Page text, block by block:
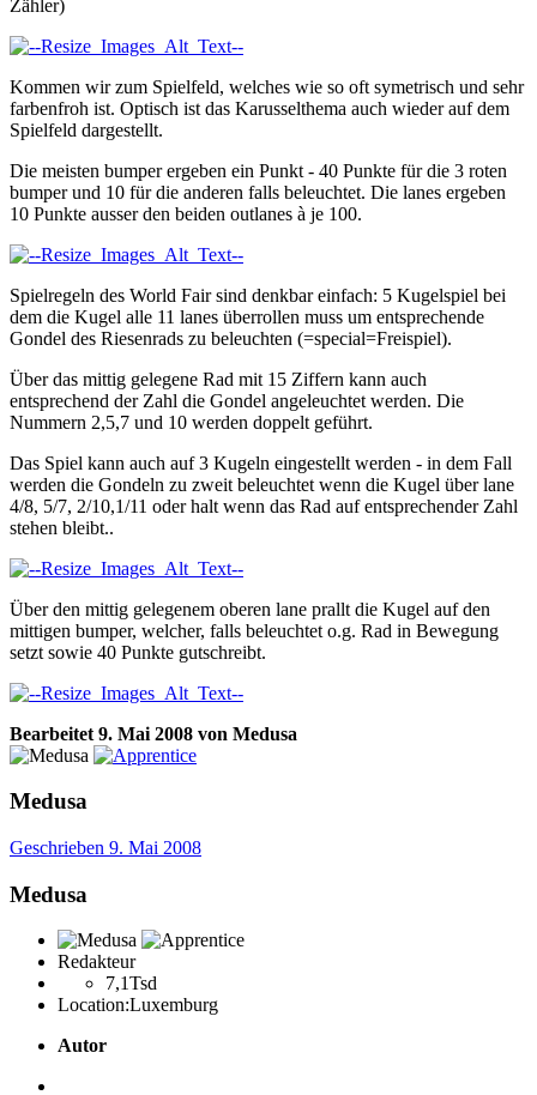
Zähler)
Kommen wir zum Spielfeld, welches wie so oft symetrisch und sehr
farbenfroh ist. Optisch ist das Karusselthema auch wieder auf dem
Spielfeld dargestellt.
Die meisten bumper ergeben ein Punkt - 40 Punkte für die 3 roten
bumper und 10 für die anderen falls beleuchtet. Die lanes ergeben
10 Punkte ausser den beiden outlanes à je 100.
Spielregeln des World Fair sind denkbar einfach: 5 Kugelspiel bei
dem die Kugel alle 11 lanes überrollen muss um entsprechende
Gondel des Riesenrads zu beleuchten (=special=Freispiel).
Über das mittig gelegene Rad mit 15 Ziffern kann auch
entsprechend der Zahl die Gondel angeleuchtet werden. Die
Nummern 2,5,7 und 10 werden doppelt geführt.
Das Spiel kann auch auf 3 Kugeln eingestellt werden - in dem Fall
werden die Gondeln zu zweit beleuchtet wenn die Kugel über lane
4/8, 5/7, 2/10,1/11 oder halt wenn das Rad auf entsprechender Zahl
stehen bleibt..
Über den mittig gelegenem oberen lane prallt die Kugel auf den
mittigen bumper, welcher, falls beleuchtet o.g. Rad in Bewegung
setzt sowie 40 Punkte gutschreibt.
Bearbeitet 9. Mai 2008 von Medusa
Medusa
Geschrieben 9. Mai 2008
Medusa
Redakteur
7,1Tsd
Location:Luxemburg
Autor